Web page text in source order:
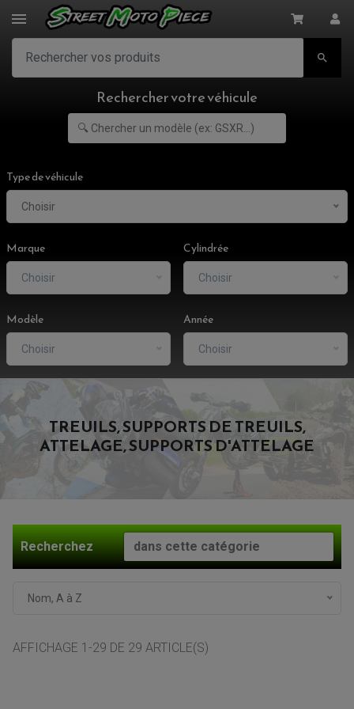
ACCESSOIRES MOTO
COMMANDE RECULE

Rechercher votre véhicule
Type de véhicule
Choisir
Marque
Choisir
Cylindrée
Choisir
Modèle
Choisir
Année
Choisir
TREUILS, SUPPORTS DE TREUILS,
ATTELAGE, SUPPORTS D'ATTELAGE
Recherchez
Nom, A à Z
AFFICHAGE 1-29 DE 29 ARTICLE(S)